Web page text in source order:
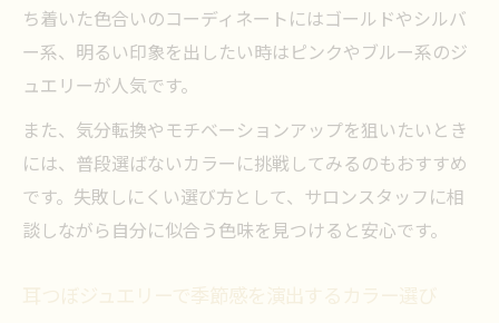
ち着いた色合いのコーディネートにはゴールドやシルバ
ー系、明るい印象を出したい時はピンクやブルー系のジ
ュエリーが人気です。
また、気分転換やモチベーションアップを狙いたいとき
には、普段選ばないカラーに挑戦してみるのもおすすめ
です。失敗しにくい選び方として、サロンスタッフに相
談しながら自分に似合う色味を見つけると安心です。
耳つぼジュエリーで季節感を演出するカラー選び